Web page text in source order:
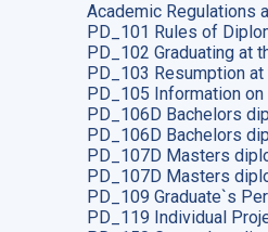
Academic Regulations
PD_101 Rules of
PD_102 Graduating at
PD_103 Resumption
PD_105 Information
PD_106D Bachelors
PD_106D Bachelors
PD_107D Masters
PD_107D Masters
PD_109 Graduate`s
PD_119 Individual